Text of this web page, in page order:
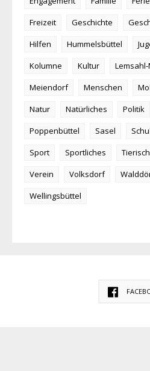
Freizeit
Geschichte
Hilfen
Hummelsbüttel
Kolumne
Kultur
Meiendorf
Menschen
Natur
Natürliches Politik
Poppenbüttel
Sasel
Sport
Sportliches
Verein
Volksdorf
Wellingsbüttel